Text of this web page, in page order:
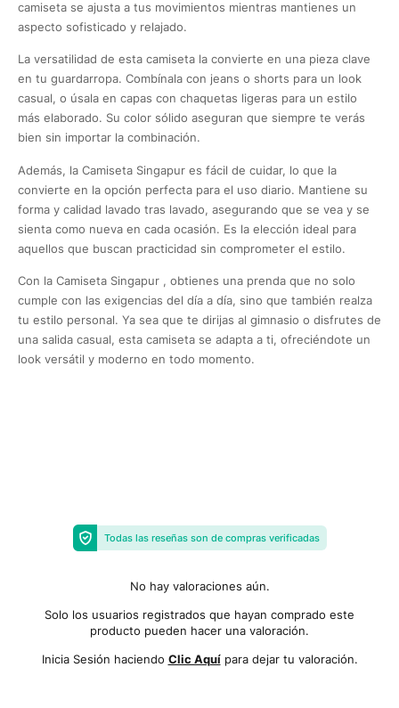
camiseta se ajusta a tus movimientos mientras mantienes un
aspecto sofisticado y relajado.
La versatilidad de esta camiseta la convierte en una pieza clave
en tu guardarropa. Combínala con jeans o shorts para un look
casual, o úsala en capas con chaquetas ligeras para un estilo
más elaborado. Su color sólido aseguran que siempre te verás
bien sin importar la combinación.
Además, la Camiseta Singapur es fácil de cuidar, lo que la
convierte en la opción perfecta para el uso diario. Mantiene su
forma y calidad lavado tras lavado, asegurando que se vea y se
sienta como nueva en cada ocasión. Es la elección ideal para
aquellos que buscan practicidad sin comprometer el estilo.
Con la Camiseta Singapur , obtienes una prenda que no solo
cumple con las exigencias del día a día, sino que también realza
tu estilo personal. Ya sea que te dirijas al gimnasio o disfrutes de
una salida casual, esta camiseta se adapta a ti, ofreciéndote un
look versátil y moderno en todo momento.
Todas las reseñas son de compras verificadas
No hay valoraciones aún.
Solo los usuarios registrados que hayan comprado este
producto pueden hacer una valoración.
Inicia Sesión haciendo Clic Aquípara dejar tu valoración.